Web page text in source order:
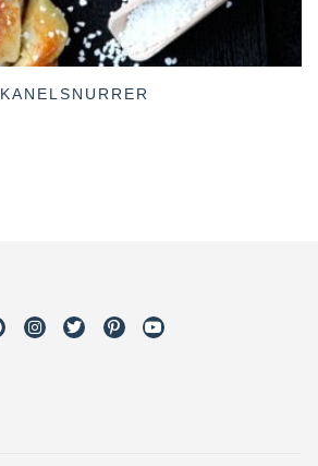
KANELSNURRER
FacebookInstagram
TwitterPinterestYoutube